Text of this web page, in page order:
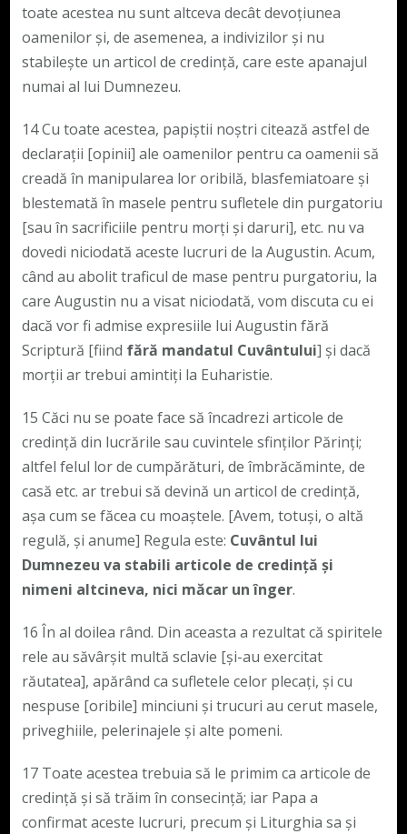
toate acestea nu sunt altceva decât devoțiunea
oamenilor și, de asemenea, a indivizilor și nu
stabilește un articol de credință, care este apanajul
numai al lui Dumnezeu.
14 Cu toate acestea, papiștii noștri citează astfel de
declarații [opinii] ale oamenilor pentru ca oamenii să
creadă în manipularea lor oribilă, blasfemiatoare și
blestemată în masele pentru sufletele din purgatoriu
[sau în sacrificiile pentru morți și daruri], etc. nu va
dovedi niciodată aceste lucruri de la Augustin. Acum,
când au abolit traficul de mase pentru purgatoriu, la
care Augustin nu a visat niciodată, vom discuta cu ei
dacă vor fi admise expresiile lui Augustin fără
Scriptură [fiind fără mandatul Cuvântului] și dacă
morții ar trebui amintiți la Euharistie.
15 Căci nu se poate face să încadrezi articole de
credință din lucrările sau cuvintele sfinților Părinți;
altfel felul lor de cumpărături, de îmbrăcăminte, de
casă etc. ar trebui să devină un articol de credință,
așa cum se făcea cu moaștele. [Avem, totuși, o altă
regulă, și anume] Regula este: Cuvântul lui
Dumnezeu va stabili articole de credință și
nimeni altcineva, nici măcar un înger.
16 În al doilea rând. Din aceasta a rezultat că spiritele
rele au săvârșit multă sclavie [și-au exercitat
răutatea], apărând ca sufletele celor plecați, și cu
nespuse [oribile] minciuni și trucuri au cerut masele,
priveghiile, pelerinajele și alte pomeni.
17 Toate acestea trebuia să le primim ca articole de
credință și să trăim în consecință; iar Papa a
confirmat aceste lucruri, precum și Liturghia sa și